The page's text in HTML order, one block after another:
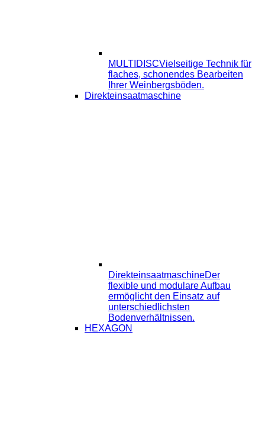
MULTIDISCVielseitige Technik für
flaches, schonendes Bearbeiten
Ihrer Weinbergsböden.
Direkteinsaatmaschine
DirekteinsaatmaschineDer
flexible und modulare Aufbau
ermöglicht den Einsatz auf
unterschiedlichsten
Bodenverhältnissen.
HEXAGON